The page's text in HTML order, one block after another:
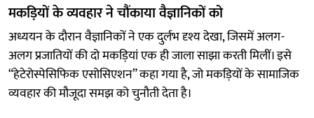
मकड़ियों के व्यवहार ने चौंकाया वैज्ञानिकों को
अध्ययन के दौरान वैज्ञानिकों ने एक दुर्लभ दृश्य देखा, जिसमें अलग-
अलग प्रजातियों की दो मकड़ियां एक ही जाला साझा करती मिलीं। इसे
“हेटेरोस्पेसिफिक एसोसिएशन” कहा गया है, जो मकड़ियों के सामाजिक
व्यवहार की मौजूदा समझ को चुनौती देता है।